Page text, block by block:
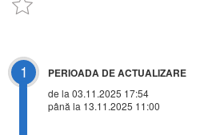
1 PERIOADA DE ACTUALIZARE
de la 03.11.2025 17:54
până la 13.11.2025 11:00